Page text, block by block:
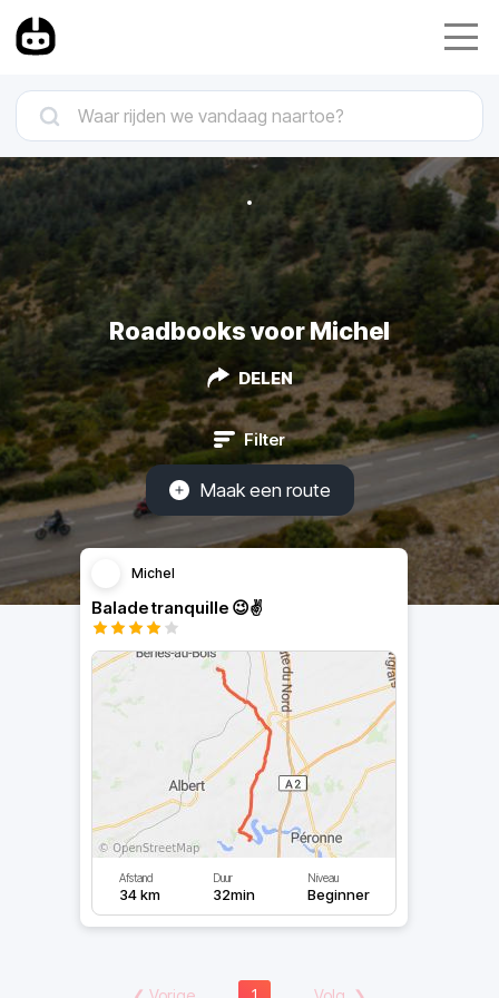
Roadbooks voor Michel
DELEN
Filter
Maak een route
Michel
Balade tranquille 😉✌️
Afstand
34 km
Duur
32min
Niveau
Beginner